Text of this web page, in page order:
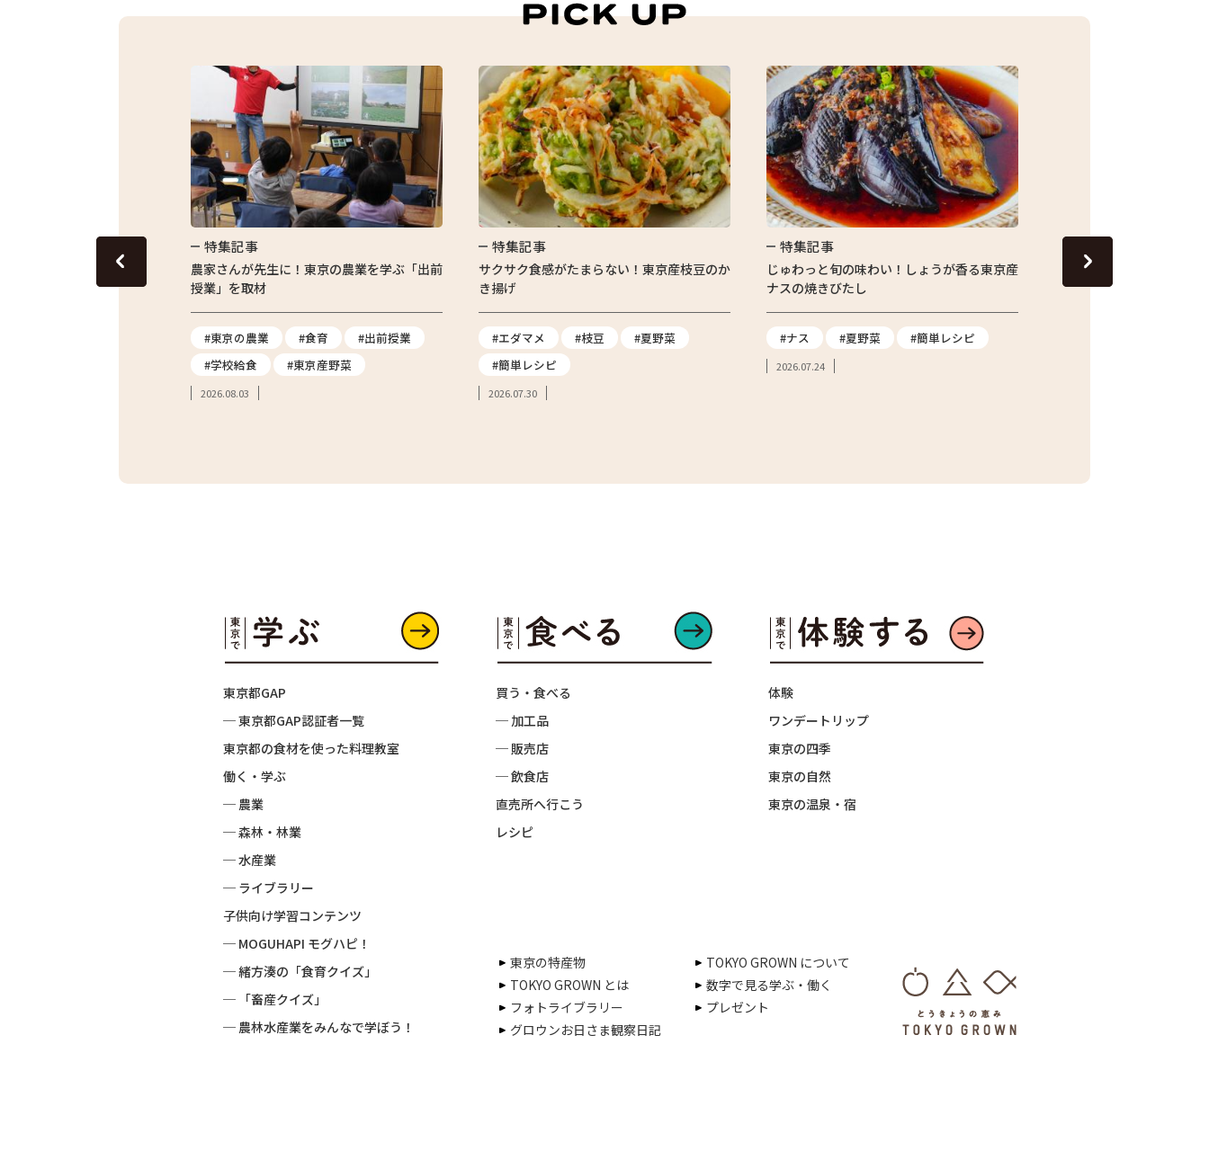
ーンピースのおいしさを
特集記事
農家さんが先生に！東京の農業を学ぶ「出前
授業」を取材
#東京の農業 #食育
#出前授業
#学校給食
#東京産野菜
2026.08.03
特集記事
サクサク食感がたまらない！東京産枝豆のか
き揚げ
#エダマメ #枝豆
#夏野菜
#簡単レシピ
2026.07.30
特集記事
じゅわっと旬の味わい！しょうが香る東京産
ナスの焼きびたし
#ナス #夏野菜 #簡単レシピ
2026.07.24
13代目の跡継ぎが守り続
青梅市の「東京富の里
東京都GAP
─ 東京都GAP認証者一覧
東京都の食材を使った料理教室
働く・学ぶ
─ 農業
─ 森林・林業
─ 水産業
─ ライブラリー
子供向け学習コンテンツ
─ MOGUHAPI モグハピ！
─ 緒方湊の「食育クイズ」
─ 「畜産クイズ」
─ 農林水産業をみんなで学ぼう！
買う・食べる
─ 加工品
─ 販売店
─ 飲食店
直売所へ行こう
レシピ
体験
ワンデートリップ
東京の四季
東京の自然
東京の温泉・宿
東京の特産物
TOKYO GROWN について
TOKYO GROWN とは
数字で見る学ぶ・働く
フォトライブラリー
プレゼント
グロウンお日さま観察日記